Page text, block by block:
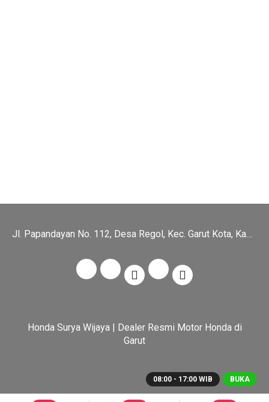
08:00 - 17:00 WIB BUKA
Jl. Papandayan No. 112, Desa Regol, Kec. Garut Kota, Kab. Garut
Honda Surya Wijaya | Dealer Resmi Motor Honda di
Garut